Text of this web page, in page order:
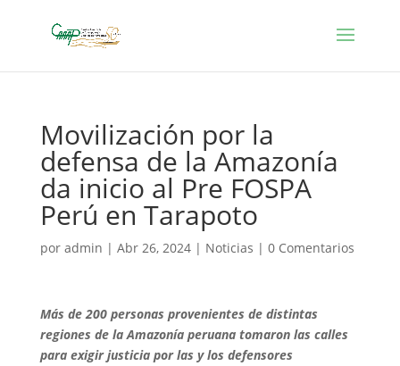
Movilización por la
defensa de la Amazonía
da inicio al Pre FOSPA
Perú en Tarapoto
por admin | Abr 26, 2024| Noticias | 0 Comentarios
Más de 200 personas provenientes de distintas
regiones de la Amazonía peruana tomaron las calles
para exigir justicia por las y los defensores